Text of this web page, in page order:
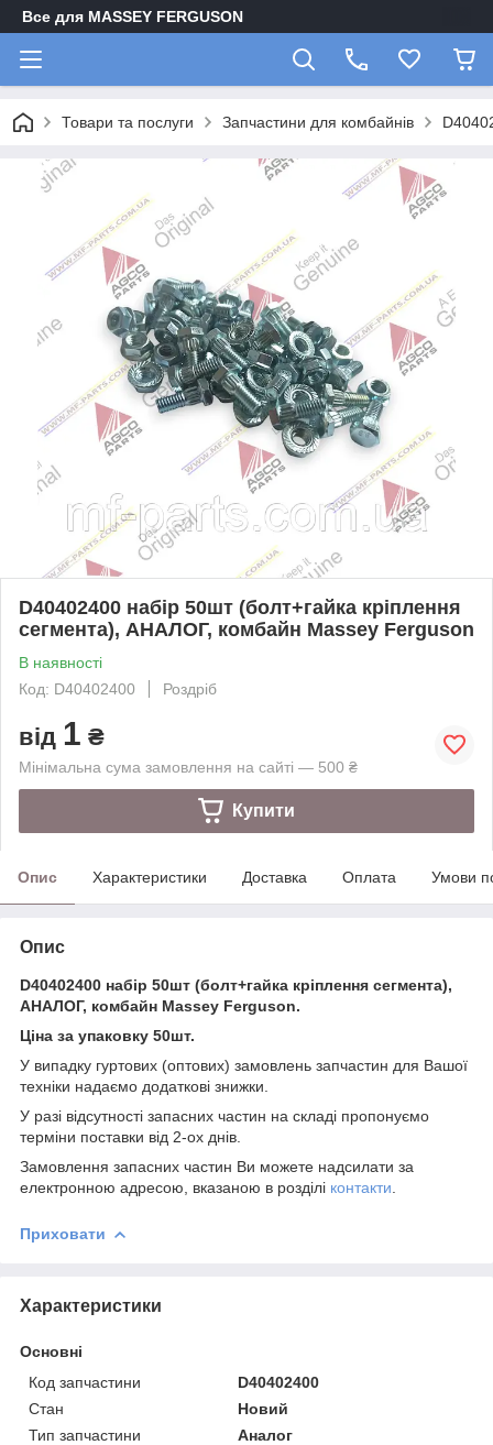
Все для MASSEY FERGUSON
Товари та послуги Запчастини для комбайнів
D40402400 набір 50шт (болт+гайка кріплення
сегмента), АНАЛОГ, комбайн Massey Ferguson
В наявності
Код: D40402400
Роздріб
від 1 ₴
Мінімальна сума замовлення на сайті — 500 ₴
Купити
Опис Характеристики Доставка Оплата Умови
Опис
D40402400 набір 50шт (болт+гайка кріплення сегмента),
АНАЛОГ, комбайн Massey Ferguson.
Ціна за упаковку 50шт.
У випадку гуртових (оптових) замовлень запчастин для Вашої
техніки надаємо додаткові знижки.
У разі відсутності запасних частин на складі пропонуємо
терміни поставки від 2-ох днів.
Замовлення запасних частин Ви можете надсилати за
електронною адресою, вказаною в розділі контакти
Приховати
Характеристики
Основні
Код запчастини
D40402400
Стан
Новий
Тип запчастини
Аналог